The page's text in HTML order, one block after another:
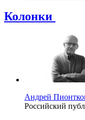
Колонки
Андрей
Российский